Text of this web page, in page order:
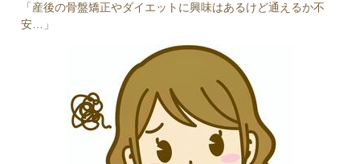
「産後の骨盤矯正やダイエットに興味はあるけど通えるか不
安…」